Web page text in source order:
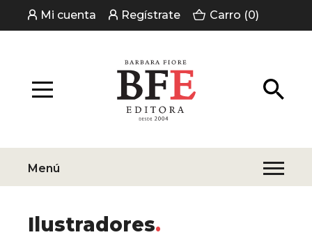
Mi cuenta Regístrate Carro (0)
Menú
Ilustradores